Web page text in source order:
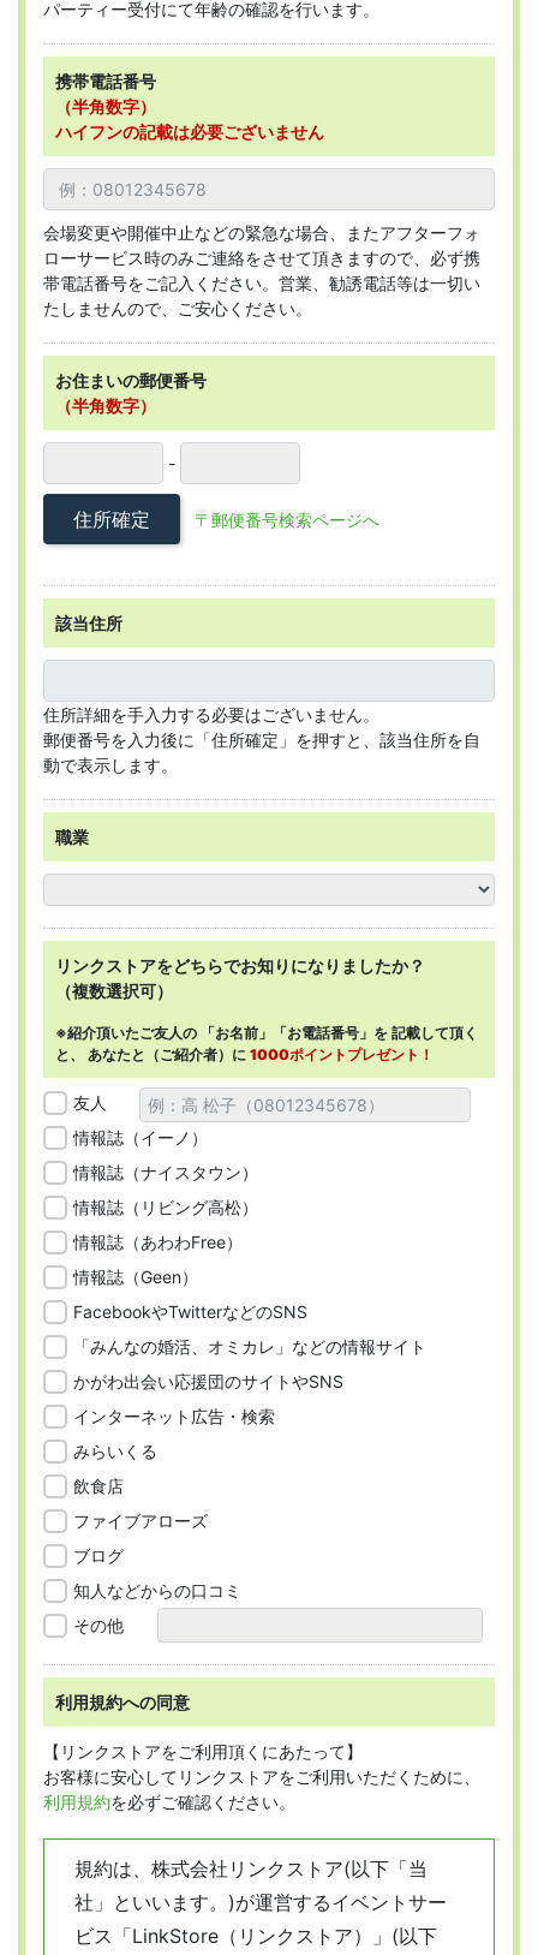
パーティー受付にて年齢の確認を行います。
携帯電話番号
（半角数字）
ハイフンの記載は必要ございません
会場変更や開催中止などの緊急な場合、またアフターフォ
ローサービス時のみご連絡をさせて頂きますので、必ず携
帯電話番号をご記入ください。営業、勧誘電話等は一切い
たしませんので、ご安心ください。
お住まいの郵便番号
（半角数字）
-
住所確定 〒郵便番号検索ページへ
該当住所
住所詳細を手入力する必要はございません。
郵便番号を入力後に「住所確定」を押すと、該当住所を自
動で表示します。
職業
リンクストアをどちらでお知りになりましたか？
（複数選択可）
※紹介頂いたご友人の 「お名前」「お電話番号」を 記載して頂く
と、 あなたと（ご紹介者）に 1000ポイントプレゼント！
友人
情報誌（イーノ）
情報誌（ナイスタウン）
情報誌（リビング高松）
情報誌（あわわFree）
情報誌（Geen）
FacebookやTwitterなどのSNS
「みんなの婚活、オミカレ」などの情報サイト
かがわ出会い応援団のサイトやSNS
インターネット広告・検索
みらいくる
飲食店
ファイブアローズ
ブログ
知人などからの口コミ
その他
利用規約への同意
【リンクストアをご利用頂くにあたって】
お客様に安心してリンクストアをご利用いただくために、
利用規約を必ずご確認ください。
規約は、株式会社リンクストア(以下「当
社」といいます。)が運営するイベントサー
ビス「LinkStore（リンクストア）」(以下